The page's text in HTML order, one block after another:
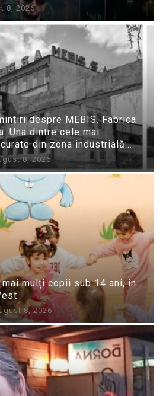
8, 2026
despre MEBIS, Fabrica
Una dintre cele mai
din zona industrială:...
8, 2026
mulți copii sub 14 ani, în
8, 2026